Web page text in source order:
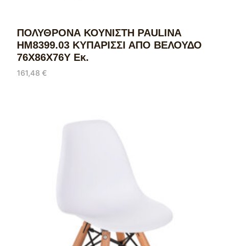
ΠΟΛΥΘΡΟΝΑ ΚΟΥΝΙΣΤΗ PAULINA
HM8399.03 ΚΥΠΑΡΙΣΣΙ ΑΠΟ ΒΕΛΟΥΔΟ
76X86X76Υ Εκ.
161,48 €